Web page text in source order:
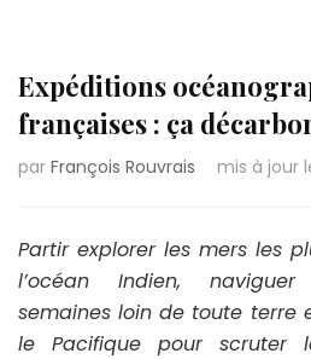
Expéditions
françaises : ça
par François Rouvrais mis à jour
Partir explorer les mers les
l’océan Indien,
semaines loin de toute terre
le Pacifique pour scruter